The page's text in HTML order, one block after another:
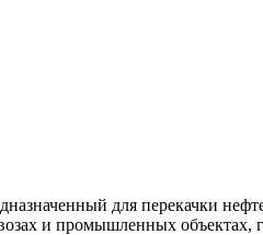
для перекачки
и промышленных объектах,